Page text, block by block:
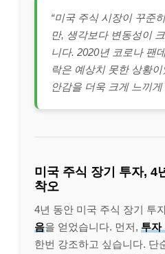
“미국 주식 시장이 꾸준
만, 생각보다 변동성이
니다. 2020년 코로나 팬
락은 예상치 못한 상황
안감을 더욱 크게 느끼게
미국 주식 장기 투자, 4
착오
4년 동안 미국 주식 장기 투
음을 얻었습니다. 먼저, 투자
한번 강조하고 싶습니다. 단